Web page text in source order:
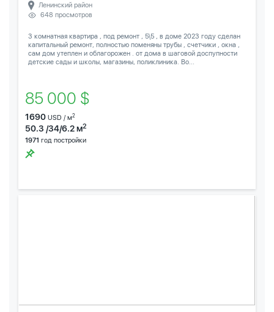
Ленинский район
648 просмотров
3 комнатная квартира , под ремонт , 5\5 , в доме 2023 году сделан
капитальный ремонт, полностью поменяны трубы , счетчики , окна ,
сам дом утеплен и облагорожен . от дома в шаговой доспупности
детские сады и школы, магазины, поликлиника. Во...
85 000 $
1690 USD / м2
50.3 /34/6.2 м2
1971 год постройки